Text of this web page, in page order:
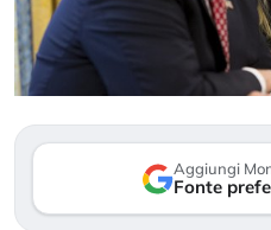
Aggiungi
Fonte